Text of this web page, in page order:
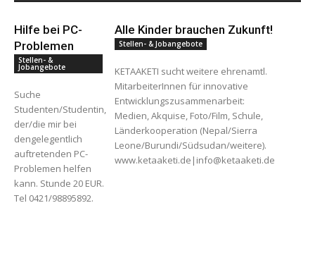
Hilfe bei PC-
Problemen
Stellen- &
Jobangebote
Suche
Studenten/Studentin,
der/die mir bei
dengelegentlich
auftretenden PC-
Problemen helfen
kann. Stunde 20 EUR.
Tel 0421/98895892.
Alle Kinder brauchen Zukunft!
Stellen- & Jobangebote
KETAAKETI sucht weitere ehrenamtl.
MitarbeiterInnen für innovative
Entwicklungszusammenarbeit:
Medien, Akquise, Foto/Film, Schule,
Länderkooperation (Nepal/Sierra
Leone/Burundi/Südsudan/weitere).
www.ketaaketi.de|info@ketaaketi.de